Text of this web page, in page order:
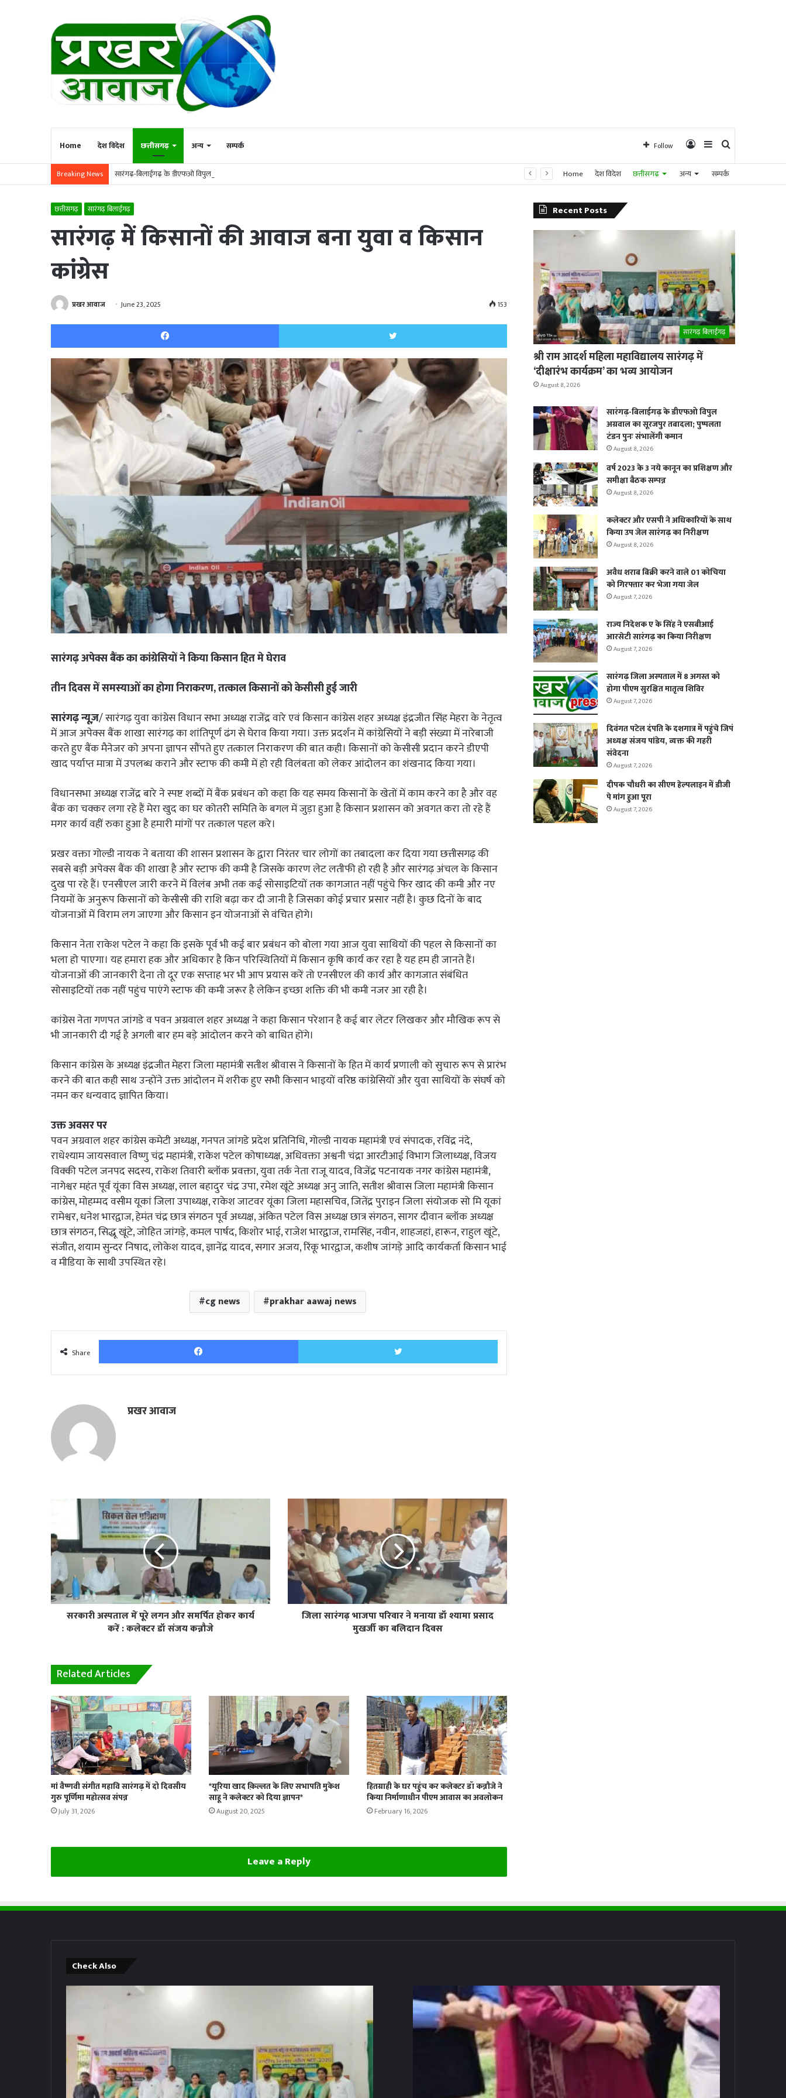
Home देश विदेश छत्तीसगढ़ अन्य सम्पर्क Search
Sidebar
Log
In
Follow
Breaking News सारंगढ़-बिलाईगढ़ के डीएफओ विपुल अग्रवाल का सूरजपुर तबादला; पुष्पलता टंडन पुनः संभालेंगी कमान Home देश विदेश छत्तीसगढ़ अन्य सम्पर्क
छत्तीसगढ़ सारंगढ़ बिलाईगढ़
सारंगढ़ में किसानों की आवाज बना युवा व किसान
कांग्रेस
प्रखर आवाज June 23, 2025 153
Facebook Twitter
सारंगढ़ अपेक्स बैंक का कांग्रेसियों ने किया किसान हित मे घेराव
तीन दिवस में समस्याओं का होगा निराकरण, तत्काल किसानों को केसीसी हुई जारी
सारंगढ़ न्यूज़/ सारंगढ़ युवा कांग्रेस विधान सभा अध्यक्ष राजेंद्र वारे एवं किसान कांग्रेस शहर अध्यक्ष इंद्रजीत सिंह मेहरा के नेतृत्व
में आज अपेक्स बैंक शाखा सारंगढ़ का शांतिपूर्ण ढंग से घेराव किया गया। उक्त प्रदर्शन में कांग्रेसियों ने बड़ी संख्या में नारेबाजी
करते हुए बैंक मैनेजर को अपना ज्ञापन सौंपते हुए तत्काल निराकरण की बात कही। किसानों को केसीसी प्रदान करने डीएपी
खाद पर्याप्त मात्रा में उपलब्ध कराने और स्टाफ की कमी में हो रही विलंबता को लेकर आंदोलन का शंखनाद किया गया।
विधानसभा अध्यक्ष राजेंद्र बारे ने स्पष्ट शब्दों में बैंक प्रबंधन को कहा कि यह समय किसानों के खेतों में काम करने का है और वह
बैंक का चक्कर लगा रहे हैं मेरा खुद का घर कोतरी समिति के बगल में जुड़ा हुआ है किसान प्रशासन को अवगत करा तो रहे हैं
मगर कार्य वहीं रुका हुआ है हमारी मांगों पर तत्काल पहल करे।
प्रखर वक्ता गोल्डी नायक ने बताया की शासन प्रशासन के द्वारा निरंतर चार लोगों का तबादला कर दिया गया छत्तीसगढ़ की
सबसे बड़ी अपेक्स बैंक की शाखा है और स्टाफ की कमी है जिसके कारण लेट लतीफी हो रही है और सारंगढ़ अंचल के किसान
दुख पा रहे हैं। एनसीएल जारी करने में विलंब अभी तक कई सोसाइटियों तक कागजात नहीं पहुंचे फिर खाद की कमी और नए
नियमों के अनुरूप किसानों को केसीसी की राशि बढ़ा कर दी जानी है जिसका कोई प्रचार प्रसार नहीं है। कुछ दिनों के बाद
योजनाओं में विराम लग जाएगा और किसान इन योजनाओं से वंचित होगे।
किसान नेता राकेश पटेल ने कहा कि इसके पूर्व भी कई बार प्रबंधन को बोला गया आज युवा साथियों की पहल से किसानों का
भला हो पाएगा। यह हमारा हक और अधिकार है किन परिस्थितियों में किसान कृषि कार्य कर रहा है यह हम ही जानते हैं।
योजनाओं की जानकारी देना तो दूर एक सप्ताह भर भी आप प्रयास करें तो एनसीएल की कार्य और कागजात संबंधित
सोसाइटियों तक नहीं पहुंच पाएंगे स्टाफ की कमी जरूर है लेकिन इच्छा शक्ति की भी कमी नजर आ रही है।
कांग्रेस नेता गणपत जांगडे व पवन अग्रवाल शहर अध्यक्ष ने कहा किसान परेशान है कई बार लेटर लिखकर और मौखिक रूप से
भी जानकारी दी गई है अगली बार हम बड़े आंदोलन करने को बाधित होंगे।
किसान कांग्रेस के अध्यक्ष इंद्रजीत मेहरा जिला महामंत्री सतीश श्रीवास ने किसानों के हित में कार्य प्रणाली को सुचारु रूप से प्रारंभ
करने की बात कही साथ उन्होंने उक्त आंदोलन में शरीक हुए सभी किसान भाइयों वरिष्ठ कांग्रेसियों और युवा साथियों के संघर्ष को
नमन कर धन्यवाद ज्ञापित किया।
उक्त अवसर पर
पवन अग्रवाल शहर कांग्रेस कमेटी अध्यक्ष, गनपत जांगडे प्रदेश प्रतिनिधि, गोल्डी नायक महामंत्री एवं संपादक, रविंद्र नंदे,
राधेश्याम जायसवाल विष्णु चंद्र महामंत्री, राकेश पटेल कोषाध्यक्ष, अधिवक्ता अश्वनी चंद्रा आरटीआई विभाग जिलाध्यक्ष, विजय
विक्की पटेल जनपद सदस्य, राकेश तिवारी ब्लॉक प्रवक्ता, युवा तर्क नेता राजू यादव, विजेंद्र पटनायक नगर कांग्रेस महामंत्री,
नागेश्वर महंत पूर्व यूंका विस अध्यक्ष, लाल बहादुर चंद्र उपा, रमेश खूंटे अध्यक्ष अनु जाति, सतीश श्रीवास जिला महामंत्री किसान
कांग्रेस, मोहम्मद वसीम यूकां जिला उपाध्यक्ष, राकेश जाटवर यूंका जिला महासचिव, जितेंद्र पुराइन जिला संयोजक सो मि यूकां
रामेश्वर, धनेश भारद्वाज, हेमंत चंद्र छात्र संगठन पूर्व अध्यक्ष, अंकित पटेल विस अध्यक्ष छात्र संगठन, सागर दीवान ब्लॉक अध्यक्ष
छात्र संगठन, सिद्धू खूंटे, जोहित जांगड़े, कमल पार्षद, किशोर भाई, राजेश भारद्वाज, रामसिंह, नवीन, शाहजहां, हारून, राहुल खूंटे,
संजीत, शयाम सुन्दर निषाद, लोकेश यादव, ज्ञानेंद्र यादव, सगार अजय, रिंकू भारद्वाज, कशीष जांगड़े आदि कार्यकर्ता किसान भाई
व मीडिया के साथी उपस्थित रहे।
cg news prakhar aawaj news
Share
Facebook Twitter
प्रखर आवाज
सरकारी अस्पताल में पूरे लगन और समर्पित होकर कार्य
करें : कलेक्टर डॉ संजय कन्नौजे
जिला सारंगढ़ भाजपा परिवार ने मनाया डॉ श्यामा प्रसाद
मुखर्जी का बलिदान दिवस
Related Articles
मां वैष्णवी संगीत महावि सारंगढ़ में दो दिवसीय
गुरु पूर्णिमा महोत्सव संपन्न
July 31, 2026
*यूरिया खाद क़िल्लत के लिए सभापति मुकेश
साहू ने कलेक्टर को दिया ज्ञापन*
August 20, 2025
हितग्राही के घर पहुंच कर कलेक्टर डॉ कन्नौजे ने
किया निर्माणाधीन पीएम आवास का अवलोकन
February 16, 2026
Leave a Reply
Recent Posts
सारंगढ़ बिलाईगढ़
श्री राम आदर्श महिला महाविद्यालय सारंगढ़ में
‘दीक्षारंभ कार्यक्रम’ का भव्य आयोजन
August 8, 2026
सारंगढ़-बिलाईगढ़ के डीएफओ विपुल
अग्रवाल का सूरजपुर तबादला; पुष्पलता
टंडन पुनः संभालेंगी कमान
August 8, 2026
वर्ष 2023 के 3 नये कानून का प्रशिक्षण और
समीक्षा बैठक सम्पन्न
August 8, 2026
कलेक्टर और एसपी ने अधिकारियों के साथ
किया उप जेल सारंगढ़ का निरीक्षण
August 8, 2026
अवैध शराब बिक्री करने वाले 01 कोचिया
को गिरफ्तार कर भेजा गया जेल
August 7, 2026
राज्य निदेशक ए के सिंह ने एसबीआई
आरसेटी सारंगढ़ का किया निरीक्षण
August 7, 2026
सारंगढ़ जिला अस्पताल में 8 अगस्त को
होगा पीएम सुरक्षित मातृत्व शिविर
August 7, 2026
दिवंगत पटेल दंपति के दशगात्र में पहुंचे जिपं
अध्यक्ष संजय पांडेय, व्यक्त की गहरी
संवेदना
August 7, 2026
दीपक चौधरी का सीएम हेल्पलाइन में डीजी
पे मांग हुआ पूरा
August 7, 2026
Check Also